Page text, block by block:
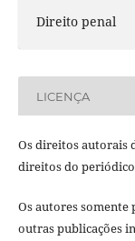
Direito penal
LICENÇA
Os direitos autorais
direitos do
Os autores
outras publicações